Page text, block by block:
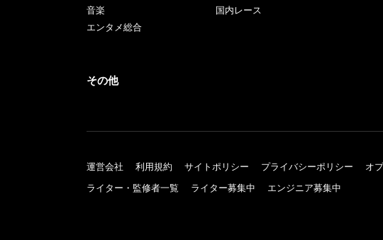
音楽
エンタメ総合
国内レース
その他
運営会社 利用規約 サイトポリシー プライバシーポリシー オ
ライター・監修者一覧
ライター募集中 エンジニア募集中